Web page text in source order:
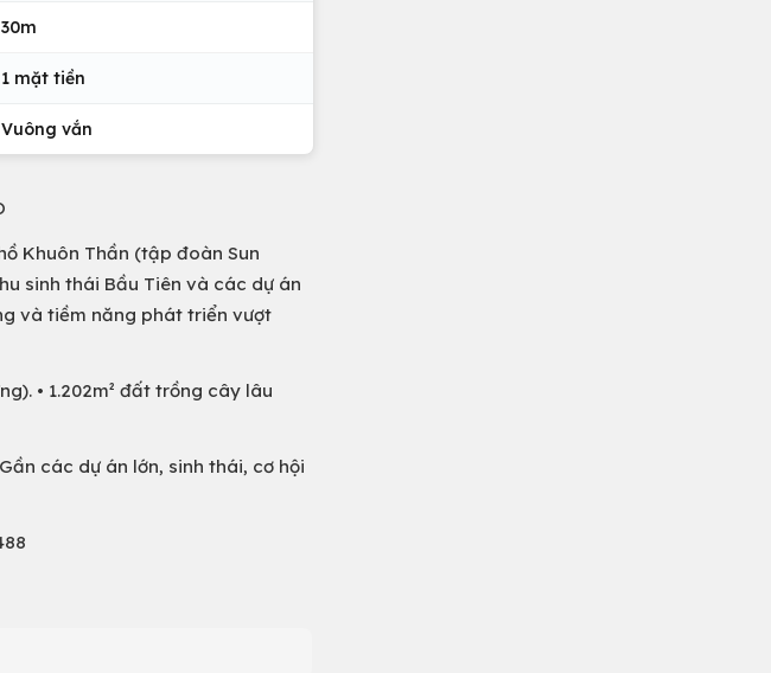
30m
1 mặt tiền
Vuông vắn
Khuôn Thần (tập đoàn Sun
sinh thái Bầu Tiên và các dự án
và tiềm năng phát triển vượt
• 1.202m² đất trồng cây lâu
các dự án lớn, sinh thái, cơ hội